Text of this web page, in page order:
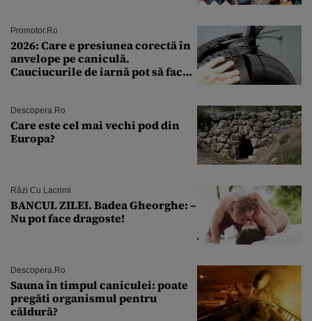
Promotor.ro
2026: Care e presiunea corectă în
anvelope pe caniculă.
Cauciucurile de iarnă pot să facă
Descopera.ro
Care este cel mai vechi pod din
Europa?
Râzi Cu Lacrimi
BANCUL ZILEI. Badea Gheorghe: –
Nu pot face dragoste!
Descopera.ro
Sauna în timpul caniculei: poate
pregăti organismul pentru
căldură?